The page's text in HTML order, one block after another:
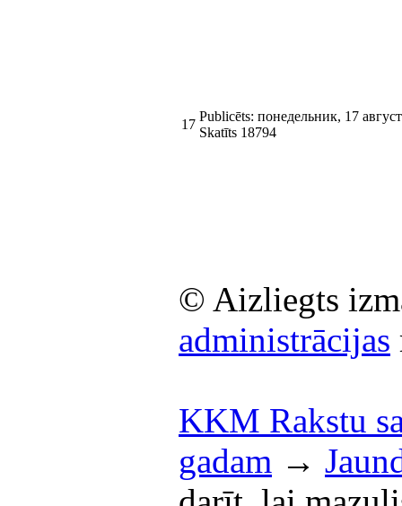
17
Publicēts: понедельник, 17
Skatīts 18794
© Aizliegts
administrācijas
KKM Rakstu
gadam →